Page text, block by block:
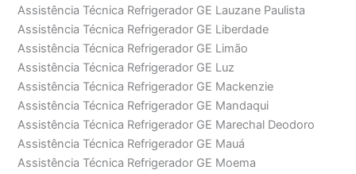
Assistência Técnica Refrigerador GE Lauzane Paulista
Assistência Técnica Refrigerador GE Liberdade
Assistência Técnica Refrigerador GE Limão
Assistência Técnica Refrigerador GE Luz
Assistência Técnica Refrigerador GE Mackenzie
Assistência Técnica Refrigerador GE Mandaqui
Assistência Técnica Refrigerador GE Marechal Deodoro
Assistência Técnica Refrigerador GE Mauá
Assistência Técnica Refrigerador GE Moema